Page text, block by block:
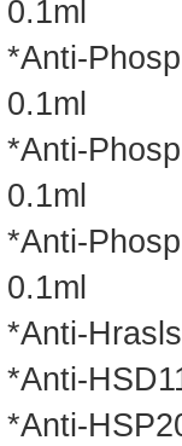
0.1ml
*Anti-
0.1ml
*Anti-
0.1ml
*Anti-
0.1ml
*Anti-
*Anti-
*Anti-